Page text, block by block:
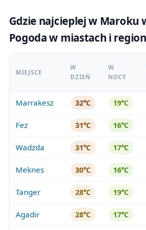
Gdzie najcieplej w Maroku
Pogoda w miastach i
MIEJSCE
W
DZIEŃ
W
NOCY
Marrakesz 32℃ 19℃
Fez 31℃ 16℃
Wadżda 31℃ 17℃
Meknes 30℃ 16℃
Tanger 28℃ 19℃
Agadir 28℃ 17℃